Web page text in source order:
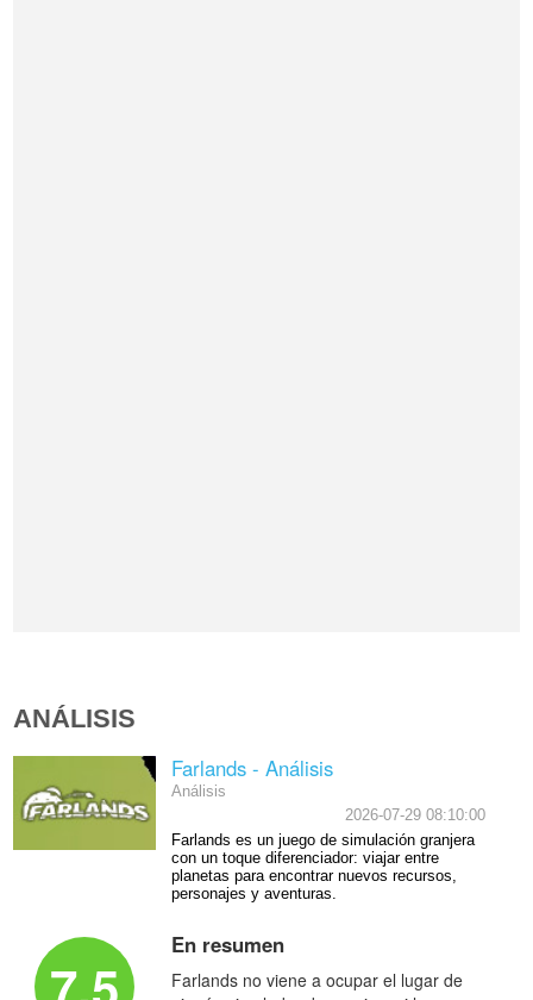
ANÁLISIS
Farlands - Análisis
Análisis
2026-07-29 08:10:00
Farlands es un juego de simulación granjera
con un toque diferenciador: viajar entre
planetas para encontrar nuevos recursos,
personajes y aventuras.
En resumen
Farlands no viene a ocupar el lugar de